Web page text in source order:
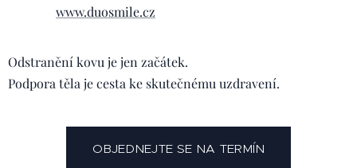
www.duosmile.cz
Odstranění kovu je jen začátek.
Podpora těla je cesta ke skutečnému uzdravení.
OBJEDNEJTE SE NA TERMÍN